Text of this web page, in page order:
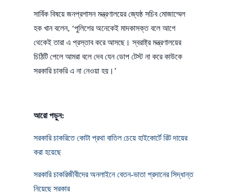
সার্বিক বিষয়ে জনপ্রশাসন মন্ত্রণালয়ের জ্যেষ্ঠ সচিব মোজাম্মেল
হক খান বলেন, ‘পুলিশের অনেকেই মাদকাসক্ত বলে আগে
থেকেই তারা এ প্রস্তাব করে আসছে। স্বরাষ্ট্র মন্ত্রণালয়ের
চিঠিটি পেলে আমরা বলে দেব যেন ডোপ টেস্ট না করে কাউকে
সরকারি চাকরি এ না নেওয়া হয়।’
আরো পড়ুন:
সরকারি চাকরিতে কোটা প্রথা বাতিল চেয়ে হাইকোর্টে রিট দায়ের
করা হয়েছে
সরকারি চাকরিজীবীদের অনলাইনে বেতন-ভাতা প্রদানের সিদ্ধান্ত
নিয়েছে সরকার